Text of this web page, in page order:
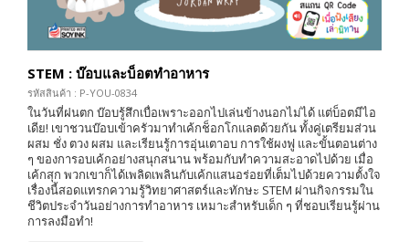
STEM : บ๊อบและบ็อตทำอาหาร
รหัสสินค้า : P-YOU-0834
ในวันที่ฝนตก บ๊อบรู้สึกเบื่อเพราะออกไปเล่นข้างนอกไม่ได้ แต่บ็อตมีไอ
เดีย! เขาชวนบ๊อบเข้าครัวมาทำเค้กช็อกโกแลตด้วยกัน ทั้งคู่เตรียมส่วน
ผสม ชั่ง ตวง ผสม และเรียนรู้การอุ่นเตาอบ การใช้ผงฟู และขั้นตอนต่าง
ๆ ของการอบเค้กอย่างสนุกสนาน พร้อมกับทำความสะอาดไปด้วย เมื่อ
เค้กสุก พวกเขาก็ได้เพลิดเพลินกับเค้กแสนอร่อยที่เต็มไปด้วยความตั้งใจ
เรื่องนี้สอดแทรกความรู้วิทยาศาสตร์และทักษะ STEM ผ่านกิจกรรมใน
ชีวิตประจำวันอย่างการทำอาหาร เหมาะสำหรับเด็ก ๆ ที่ชอบเรียนรู้ผ่าน
การลงมือทำ!